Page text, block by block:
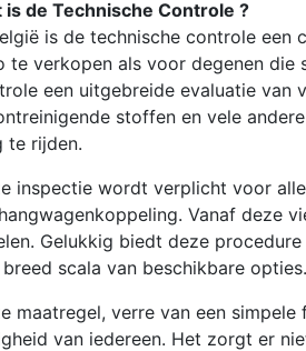
is de Technische Controle ?
is de technische controle
te verkopen als voor degenen
een uitgebreide evaluatie van
stoffen en vele
te rijden.
inspectie wordt verplicht voor
Vanaf deze
Gelukkig biedt deze
breed scala van beschikbare opties.
maatregel, verre van een
van iedereen. Het zorgt er